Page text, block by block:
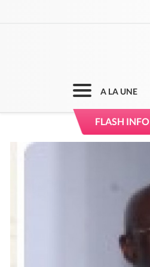
A LA UNE
FLASH INFO